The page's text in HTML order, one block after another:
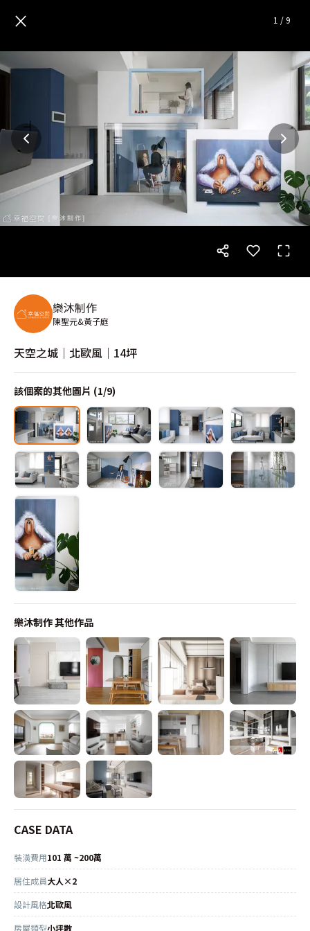
天空之城│北歐風│14坪 — 完
× 1 /9
樂沐制作
陳聖元&黃子庭
天空之城│北歐風│14坪
該個案的其他圖片 (1/9)
樂沐制作其他作品
CASE DATA
裝潢費用101 萬 ~200萬
居住成員大人×2
設計風格北歐風
房屋類型小坪數